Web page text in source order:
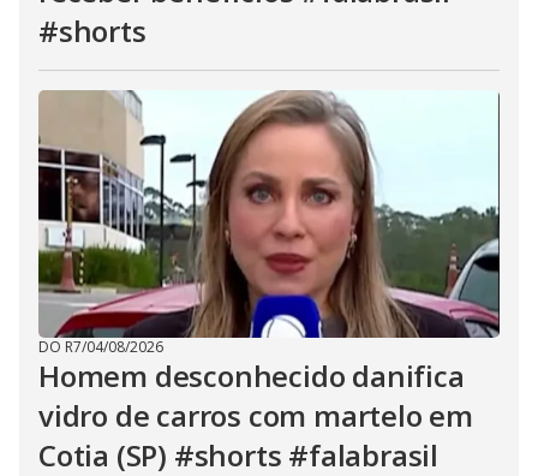
#shorts
DO R7/04/08/2026
Homem desconhecido danifica
vidro de carros com martelo em
Cotia (SP) #shorts #falabrasil